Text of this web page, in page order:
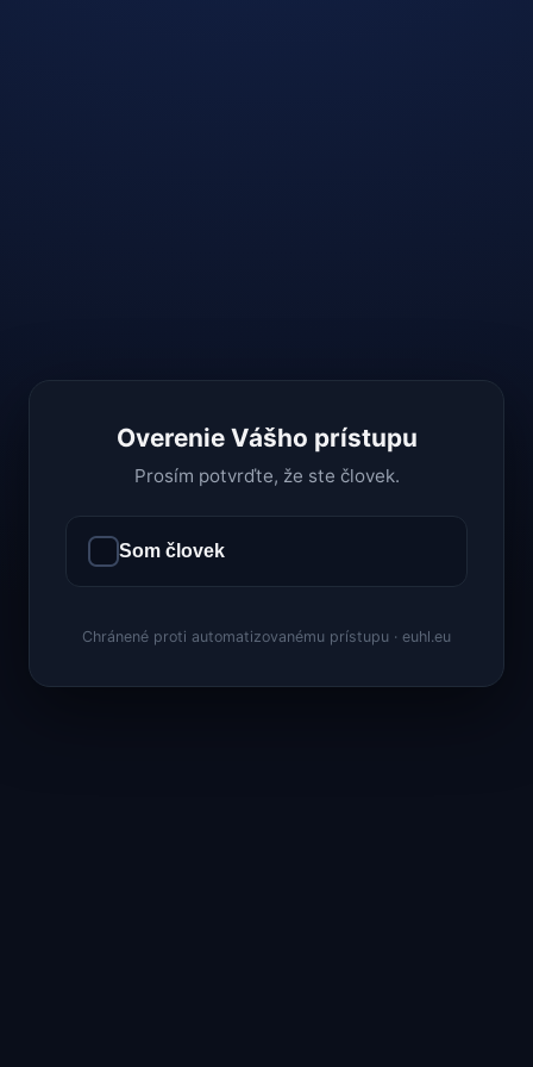
Overenie Vášho prístupu
Prosím potvrďte, že ste človek.
Som človek
Chránené proti automatizovanému prístupu · euhl.eu